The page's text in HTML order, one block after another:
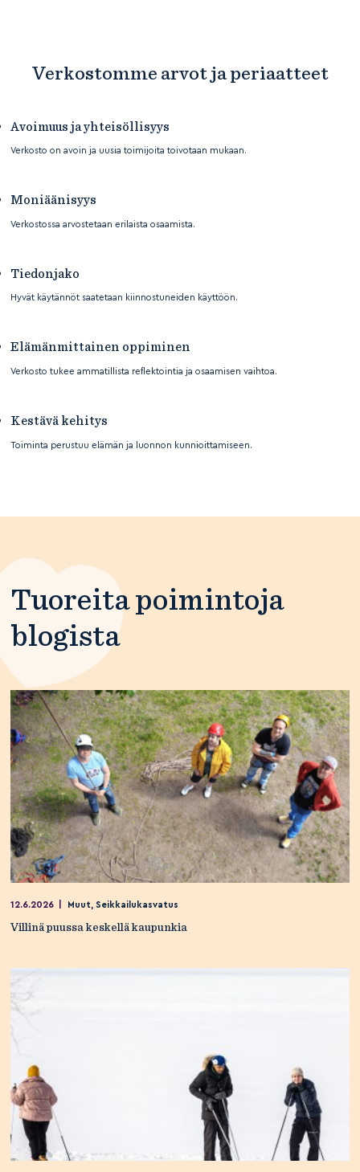
Verkostomme arvot ja periaatteet
Avoimuus ja yhteisöllisyys
Verkosto on avoin ja uusia toimijoita toivotaan mukaan.
Moniäänisyys
Verkostossa arvostetaan erilaista osaamista.
Tiedonjako
Hyvät käytännöt saatetaan kiinnostuneiden käyttöön.
Elämänmittainen oppiminen
Verkosto tukee ammatillista reflektointia ja osaamisen vaihtoa.
Kestävä kehitys
Toiminta perustuu elämän ja luonnon kunnioittamiseen.
Tuoreita poimintoja
blogista
12.6.2026 Muut, Seikkailukasvatus
Villinä puussa keskellä kaupunkia